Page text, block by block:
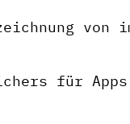
von
für